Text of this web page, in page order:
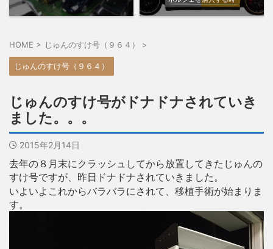
HOME > じゅんのすけ号（９６４） >
じゅんのすけ号（９６４）
じゅんのすけ号がドナドナされていき
ました。。。
2015年2月14日
去年の８月末にクラッシュしてから放置してきたじゅんの
すけ号ですが、昨日ドナドナされていきました。
いよいよこれからバラバラにされて、移植手術が始まりま
す。